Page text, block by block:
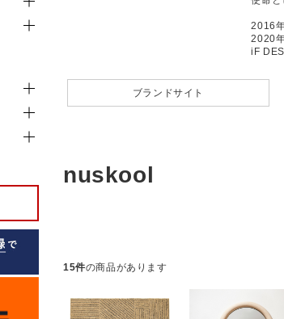
2016
2020
iF
ブランドサイト
nuskool
15件の商品があります